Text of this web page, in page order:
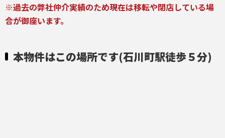
※過去の弊社仲介実績のため現在は移転や閉店している場
合が御座います。
本物件はこの場所です(石川町駅徒歩５分)